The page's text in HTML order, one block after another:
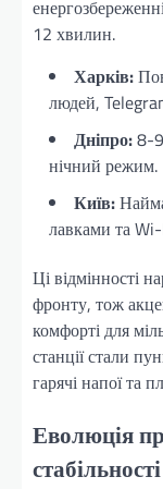
12 хвилин.
Харків:
людей,
Дніпро:8-
нічний режим.
Київ:
лавками та
Ці відмінності
фронту, тож
комфорті для
станції стали
гарячі напої та
Еволюція